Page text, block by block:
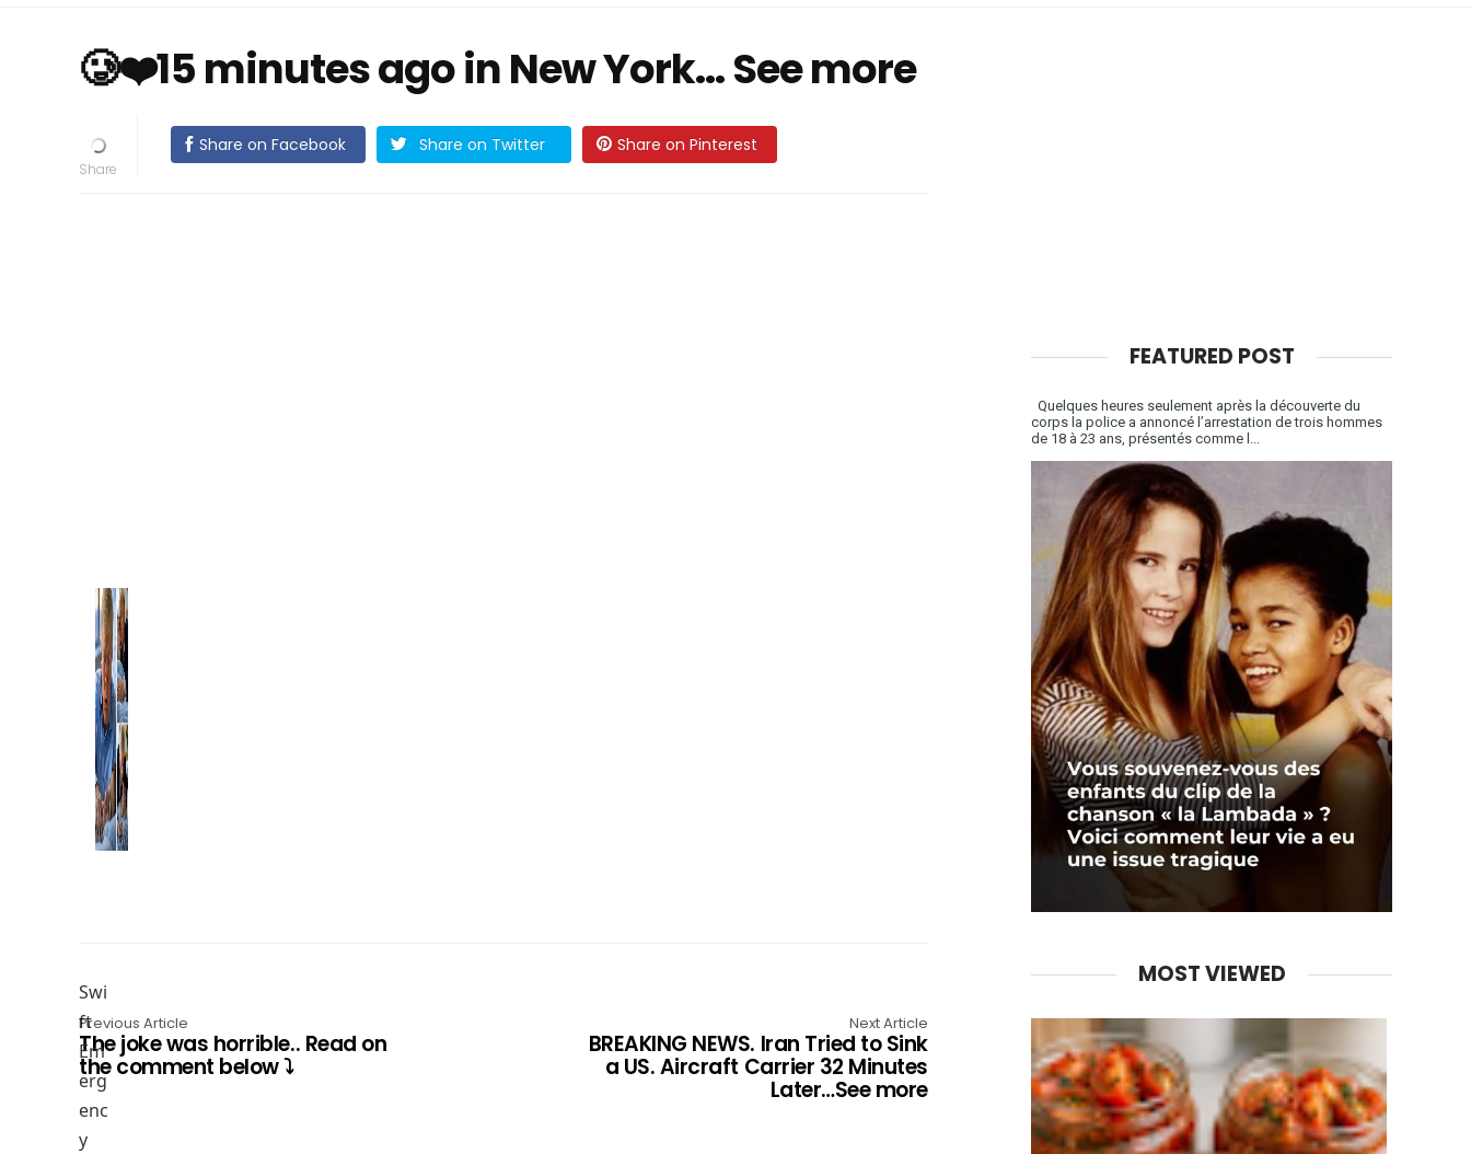
🥲❤️15 minutes ago in New York... See more
Share on Facebook Share on Twitter Share on Pinterest
Swi
ft
Em
erg
enc
y
Previous Article
The joke was horrible.. Read on
the comment below ⤵️
Next Article
BREAKING NEWS. Iran Tried to Sink
a US. Aircraft Carrier 32 Minutes
Later…See more
FEATURED POST
Quelques heures seulement après la découverte du
corps la police a annoncé l’arrestation de trois hommes
de 18 à 23 ans, présentés comme l...
MOST VIEWED